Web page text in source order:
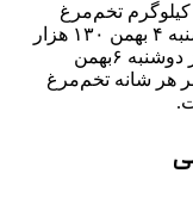
قیمت هر کیلوگرم تخم‌مرغ
۱۲۵هزار تومان اعلام شد، درحالی‌که روز شنبه ۴ بهمن ۱۳۰ هزار
تومان، روز یکشنبه ۱۱۲هزار تومان و در روز دوشنبه ۶بهمن
هر شانه تخم‌مرغ